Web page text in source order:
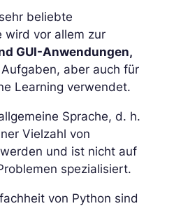
beliebte
wird vor allem zur
GUI-Anwendungen,
aber auch für
Learning verwendet.
Sprache, d. h.
Vielzahl von
und ist nicht auf
spezialisiert.
von Python sind